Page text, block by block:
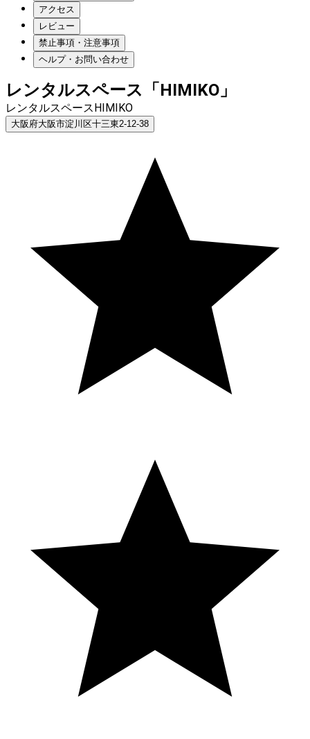
アクセス
レビュー
禁止事項・注意事項
ヘルプ・お問い合わせ
レンタルスペース「HIMIKO」
レンタルスペースHIMIKO
大阪府大阪市淀川区十三東2-12-38